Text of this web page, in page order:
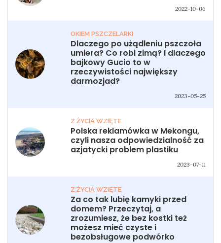
2022-10-06
OKIEM PSZCZELARKI
Dlaczego po użądleniu pszczoła
umiera? Co robi zimą? I dlaczego
bajkowy Gucio to w
rzeczywistości największy
darmozjad?
2023-05-25
Z ŻYCIA WZIĘTE
Polska reklamówka w Mekongu,
czyli nasza odpowiedzialność za
azjatycki problem plastiku
2023-07-11
Z ŻYCIA WZIĘTE
Za co tak lubię kamyki przed
domem? Przeczytaj, a
zrozumiesz, że bez kostki też
możesz mieć czyste i
bezobsługowe podwórko